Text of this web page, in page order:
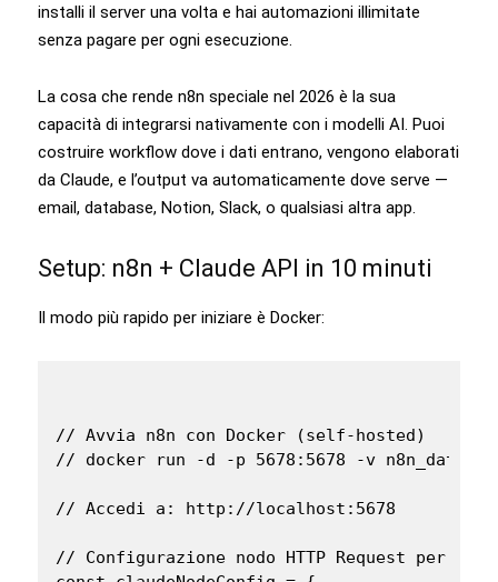
installi il server una volta e hai automazioni illimitate
senza pagare per ogni esecuzione.
La cosa che rende n8n speciale nel 2026 è la sua
capacità di integrarsi nativamente con i modelli AI. Puoi
costruire workflow dove i dati entrano, vengono elaborati
da Claude, e l’output va automaticamente dove serve —
email, database, Notion, Slack, o qualsiasi altra app.
Setup: n8n + Claude API in 10 minuti
Il modo più rapido per iniziare è Docker:
// Avvia n8n con Docker (self-hosted)
// docker run -d -p 5678:5678 -v n8n_data:/
// Accedi a: http://localhost:5678
// Configurazione nodo HTTP Request per